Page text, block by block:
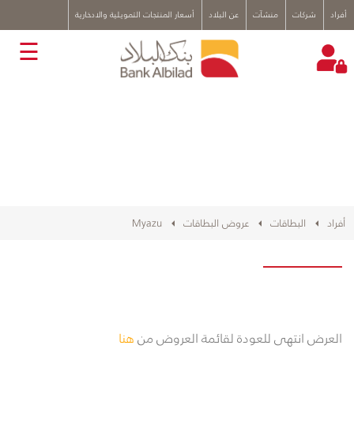
أفراد شركات منشآت عن البلاد أسعار المنتجات التمويلية والادخارية x☰
أفراد البطاقات عروض البطاقات Myazu
العرض انتهى للعودة لقائمة العروض منهنا ​​